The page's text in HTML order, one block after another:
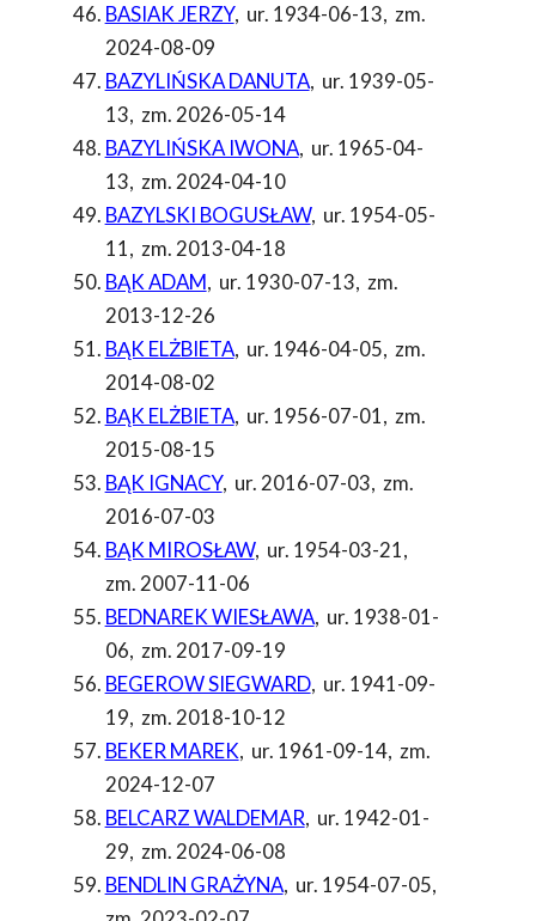
BASIAK JERZY, ur. 1934-06-13, zm.
2024-08-09
BAZYLIŃSKA DANUTA, ur. 1939-05-
13, zm. 2026-05-14
BAZYLIŃSKA IWONA, ur. 1965-04-
13, zm. 2024-04-10
BAZYLSKI BOGUSŁAW, ur. 1954-05-
11, zm. 2013-04-18
BĄK ADAM, ur. 1930-07-13, zm.
2013-12-26
BĄK ELŻBIETA, ur. 1946-04-05, zm.
2014-08-02
BĄK ELŻBIETA, ur. 1956-07-01, zm.
2015-08-15
BĄK IGNACY, ur. 2016-07-03, zm.
2016-07-03
BĄK MIROSŁAW, ur. 1954-03-21,
zm. 2007-11-06
BEDNAREK WIESŁAWA, ur. 1938-01-
06, zm. 2017-09-19
BEGEROW SIEGWARD, ur. 1941-09-
19, zm. 2018-10-12
BEKER MAREK, ur. 1961-09-14, zm.
2024-12-07
BELCARZ WALDEMAR, ur. 1942-01-
29, zm. 2024-06-08
BENDLIN GRAŻYNA, ur. 1954-07-05,